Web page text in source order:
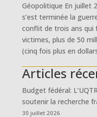
Géopolitique En juillet
s’est terminée la
conflit de trois ans qui
victimes, plus de 50
(cinq fois plus en
Articles
Budget fédéral:
soutenir la recherche
30 juillet 2026